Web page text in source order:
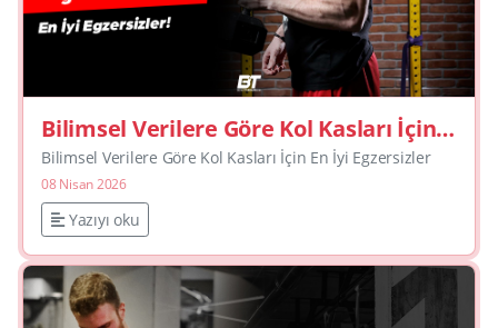
Bilimsel Verilere Göre Kol Kasları İçin
En İyi Egzersizler
Bilimsel Verilere Göre Kol Kasları İçin En İyi Egzersizler
08 Nisan 2026
Yazıyı oku